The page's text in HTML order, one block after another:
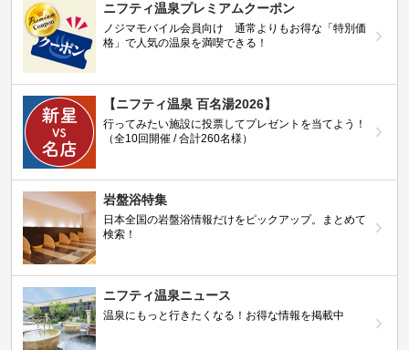
ニフティ温泉プレミアムクーポン
ノジマモバイル会員向け 通常よりもお得な「特別価
格」で人気の温泉を満喫できる！
【ニフティ温泉 百名湯2026】
行ってみたい施設に投票してプレゼントを当てよう！
（全10回開催 / 合計260名様）
岩盤浴特集
日本全国の岩盤浴情報だけをピックアップ。まとめて
検索！
ニフティ温泉ニュース
温泉にもっと行きたくなる！お得な情報を掲載中